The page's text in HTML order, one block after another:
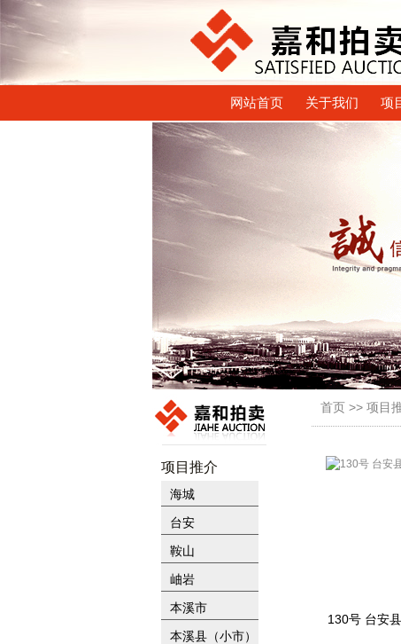
网站首页 关于我们 项
项目推介
海城
台安
鞍山
岫岩
本溪市
本溪县（小市）
首页 >> 项目
130号 台安